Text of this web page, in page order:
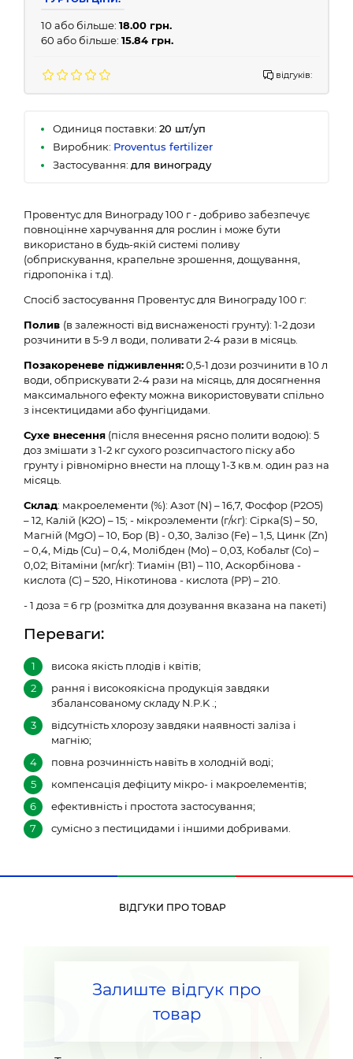
10 або більше: 18.00 грн.
60 або більше: 15.84 грн.
відгуків:
Одиниця поставки: 20 шт/уп
Виробник: Proventus fertilizer
Застосування: для винограду
Провентус для Винограду 100 г - добриво забезпечує
повноцінне харчування для рослин і може бути
використано в будь-якій системі поливу
(обприскування, крапельне зрошення, дощування,
гідропоніка і т.д).
Спосіб застосування Провентус для Винограду 100 г:
Полив (в залежності від виснаженості грунту): 1-2 дози
розчинити в 5-9 л води, поливати 2-4 рази в місяць.
Позакореневе підживлення:0,5-1 дози розчинити в 10 л
води, обприскувати 2-4 рази на місяць, для досягнення
максимального ефекту можна використовувати спільно
з інсектицидами або фунгіцидами.
Сухе внесення (після внесення рясно полити водою): 5
доз змішати з 1-2 кг сухого розсипчастого піску або
грунту і рівномірно внести на площу 1-3 кв.м. один раз на
місяць.
Склад: макроелементи (%): Азот (N) – 16,7, Фосфор (P2O5)
– 12, Калій (K2O) – 15; - мікроэлементи (г/кг): Сірка(S) – 50,
Магній (MgO) – 10, Бор (В) - 0,30, Залізо (Fe) – 1,5, Цинк (Zn)
– 0,4, Мідь (Сu) – 0,4, Молібден (Mo) – 0,03, Кобальт (Со) –
0,02; Вітаміни (мг/кг): Тиамін (В1) – 110, Аскорбінова -
кислота (С) – 520, Нікотинова - кислота (РР) – 210.
- 1 доза = 6 гр (розмітка для дозування вказана на пакеті)
Переваги:
висока якість плодів і квітів;
рання і високоякісна продукція завдяки
збалансованому складу N.P.K .;
відсутність хлорозу завдяки наявності заліза і
магнію;
повна розчинність навіть в холодній воді;
компенсація дефіциту мікро- і макроелементів;
ефективність і простота застосування;
сумісно з пестицидами і іншими добривами.
ВІДГУКИ ПРО ТОВАР
Залиште відгук про
товар